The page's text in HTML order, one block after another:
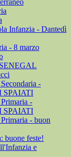
Infanzia - Dantedì
- 8 marzo
-
SPAIATI
-
SPAIATI
- buon
buone feste!
e